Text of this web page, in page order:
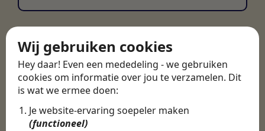
Wij gebruiken cookies
Hey daar! Even een mededeling - we gebruiken
cookies om informatie over jou te verzamelen. Dit
is wat we ermee doen:
Je website-ervaring soepeler maken
(functioneel)